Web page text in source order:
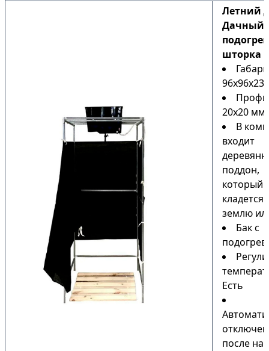
Летний
Дачный
шторка
20х20 мм
В
входит
поддон,
который
кладется
землю
Бак с
Есть
после